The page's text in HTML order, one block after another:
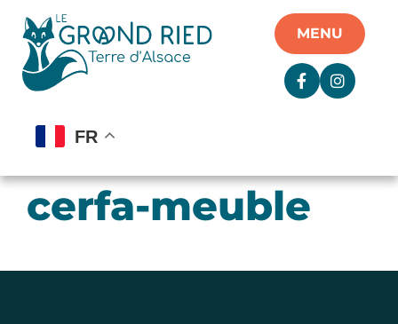
MENU
FR
cerfa-meuble
Panneau de gestion des cookies